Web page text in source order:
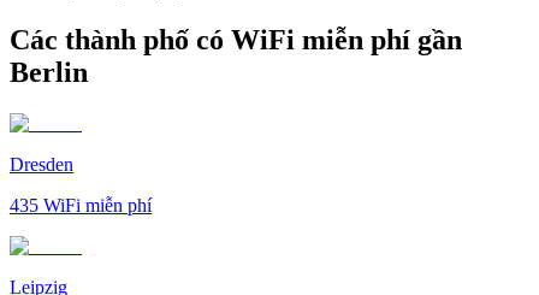
Các thành phố có WiFi miễn phí gần
Berlin
Dresden
435 WiFi miễn phí
Leipzig